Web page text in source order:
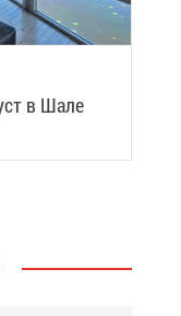
в Ша­ле